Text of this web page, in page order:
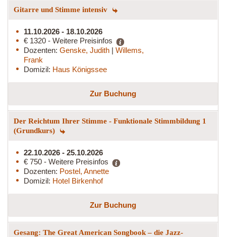
Gitarre und Stimme intensiv
11.10.2026 - 18.10.2026
€ 1320 - Weitere Preisinfos
Dozenten: Genske, Judith | Willems,
Frank
Domizil: Haus Königssee
Zur Buchung
Der Reichtum Ihrer Stimme - Funktionale Stimmbildung 1
(Grundkurs)
22.10.2026 - 25.10.2026
€ 750 - Weitere Preisinfos
Dozenten: Postel, Annette
Domizil: Hotel Birkenhof
Zur Buchung
Gesang: The Great American Songbook – die Jazz-